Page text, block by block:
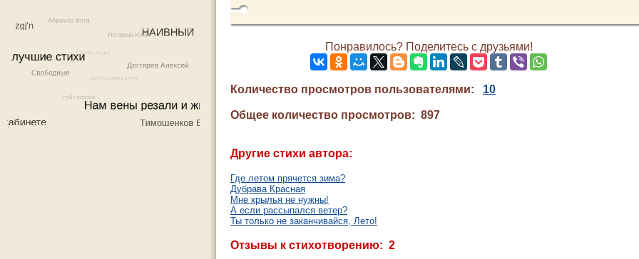
Понравилось? Поделитесь с друзьями!
Количество просмотров пользователями: 10
Общее количество просмотров: 897
Другие стихи автора:
Где летом прячется зима?
Дубрава Красная
Мне крылья не нужны!
А если рассыпался ветер?
Ты только не заканчивайся, Лето!
Отзывы к стихотворению: 2